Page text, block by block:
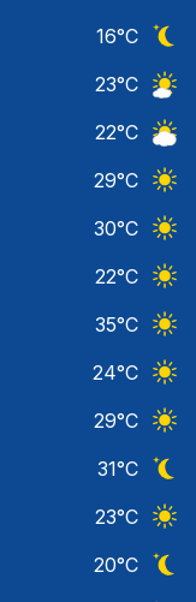
16°C
23°C
22°C
29°C
30°C
22°C
35°C
24°C
29°C
31°C
23°C
20°C